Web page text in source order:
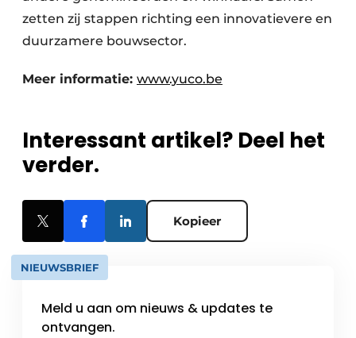
zetten zij stappen richting een innovatievere en
duurzamere bouwsector.
Meer informatie: www.yuco.be
Interessant artikel? Deel het
verder.
Kopieer
NIEUWSBRIEF
Meld u aan om nieuws & updates te
ontvangen.